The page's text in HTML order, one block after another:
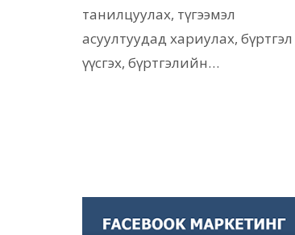
танилцуулах, түгээмэл
асуултуудад хариулах, бүртгэл
үүсгэх, бүртгэлийн…